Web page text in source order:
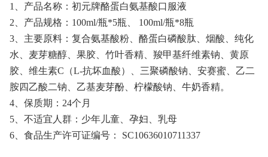
1、产品名称：初元牌酪蛋白氨基酸口服液
2、产品规格：100ml/瓶*5瓶、 100ml/瓶*8瓶
3、主要原料：复合氨基酸粉、酪蛋白磷酸肽、烟酸、纯化
水、麦芽糖醇、果胶、竹叶香精、羧甲基纤维素钠、黄原
胶、维生素C（L-抗坏血酸）、三聚磷酸钠、安赛蜜、乙二
胺四乙酸二钠、乙基麦芽酚、柠檬酸钠、牛奶香精。
4、保质期：24个月
5、不适宜人群：少年儿童、孕妇、乳母
6、食品生产许可证编号： SC10636010711337